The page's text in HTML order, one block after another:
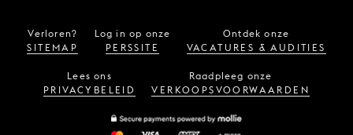
Verloren?
SITEMAP
Log in op onze
PERSSITE
Ontdek onze
VACATURES & AUDITIES
Lees ons
PRIVACYBELEID
Raadpleeg onze
VERKOOPSVOORWAARDEN